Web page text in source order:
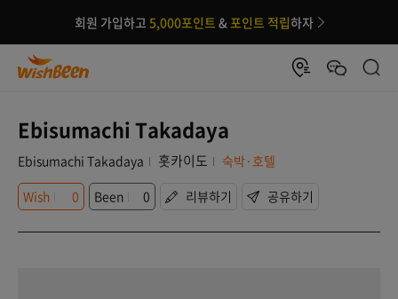
회원 가입하고 5,000포인트 &포인트 적립하자
Ebisumachi Takadaya
Ebisumachi Takadaya 홋카이도
숙박·호텔
Wish
0 Been 0 리뷰하기 공유하기